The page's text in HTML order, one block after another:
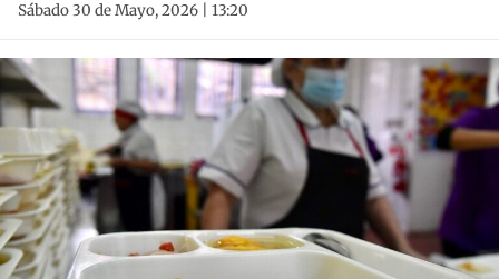
Sábado 30 de Mayo, 2026 | 13:20